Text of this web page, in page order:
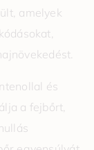
amelyek
és
a fejbőrt,